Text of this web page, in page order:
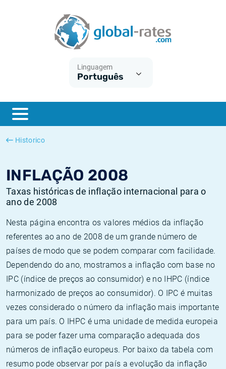
Linguagem
Português
Historico
INFLAÇÃO 2008
Taxas históricas de inflação internacional para o
ano de 2008
Nesta página encontra os valores médios da inflação
referentes ao ano de 2008 de um grande número de
países de modo que se podem comparar com facilidade.
Dependendo do ano, mostramos a inflação com base no
IPC (índice de preços ao consumidor) e no IHPC (índice
harmonizado de preços ao consumidor). O IPC é muitas
vezes considerado o número da inflação mais importante
para um país. O IHPC é uma unidade de medida europeia
para se poder fazer uma comparação adequada dos
números de inflação europeus. Por baixo da tabela com
resumo pode observar por país a evolução da inflação
ESTER
SONIA
O que é a inflação do IPC?
O que é a inflação do IHPC?
Inflação Estados Unidos
Inflação Europa
Taxas Euribor históricas
Taxas ESTER históricas
Taxas SONIA históricas
Taxas TONAR históricas
Calculadora de inflação